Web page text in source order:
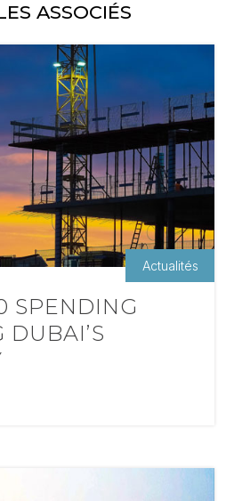
ASSOCIÉS
Actualités
SPENDING
DUBAI’S